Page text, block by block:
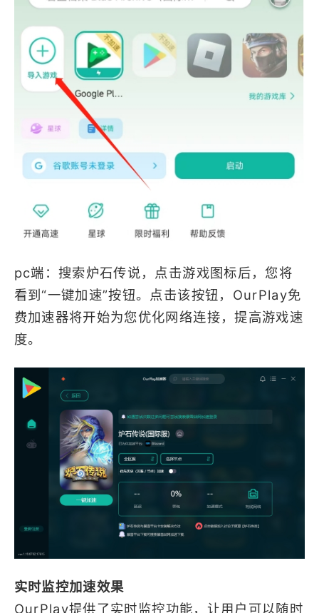
pc端：搜索炉石传说，点击游戏图标后，您将
看到“一键加速”按钮。点击该按钮，OurPlay免
费加速器将开始为您优化网络连接，提高游戏速
度。
实时监控加速效果
OurPlay提供了实时监控功能，让用户可以随时